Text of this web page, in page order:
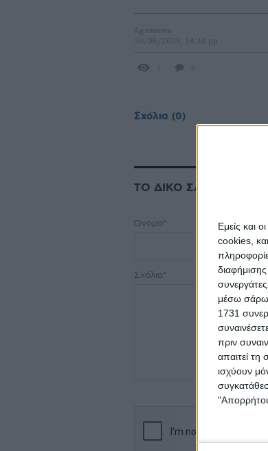
Εμείς και
cookies,
μέσω
1731
πριν
απαιτεί τη
ισχύουν
Agronews
30/06/2025, 14:38 μμ
1 0
Σχόλια (0)
ΤΟ ΔΙΚΟ ΣΑΣ ΣΧΟΛΙΟ
Όνομα*
Σχόλιο*